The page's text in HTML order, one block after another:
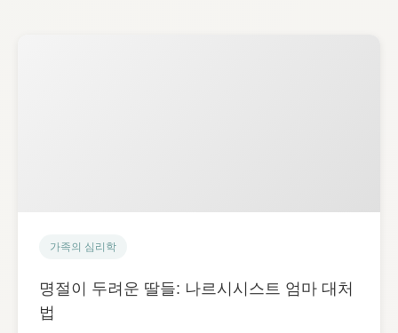
가족의 심리학
명절이 두려운 딸들: 나르시시스트 엄마 대처
법